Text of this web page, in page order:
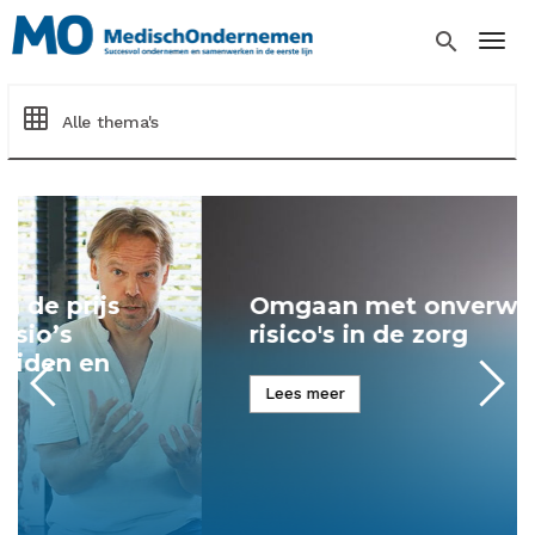
Overslaan
en
inhoud
search
grid_on Alle thema's
Omgaan met onverwachte
risico's in de zorg
Lees meer